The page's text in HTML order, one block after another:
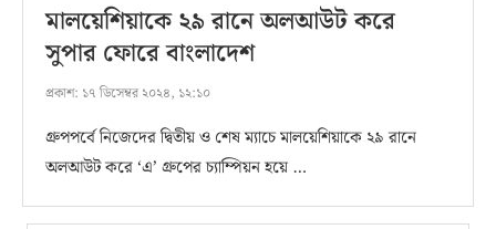
মালয়েশিয়াকে ২৯ রানে অলআউট করে
সুপার ফোরে বাংলাদেশ
প্রকাশ: ১৭ ডিসেম্বর ২০২৪, ১২:১০
গ্রুপপর্বে নিজেদের দ্বিতীয় ও শেষ ম্যাচে মালয়েশিয়াকে ২৯ রানে
অলআউট করে ‘এ’ গ্রুপের চ্যাম্পিয়ন হয়ে …